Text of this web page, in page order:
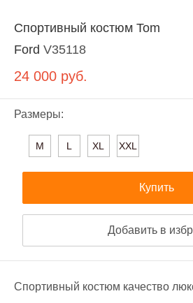
Спортивный костюм Tom
Ford V35118
24 000 руб.
Размеры:
M L XL XXL
Купить
Добавить в
Спортивный костюм качество